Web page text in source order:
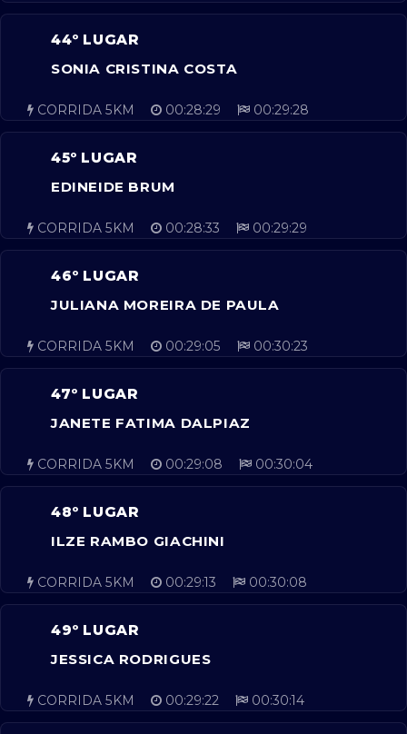
44º LUGAR
SONIA CRISTINA COSTA
CORRIDA 5KM 00:28:29 00:29:28
45º LUGAR
EDINEIDE BRUM
CORRIDA 5KM 00:28:33 00:29:29
46º LUGAR
JULIANA MOREIRA DE PAULA
CORRIDA 5KM 00:29:05 00:30:23
47º LUGAR
JANETE FATIMA DALPIAZ
CORRIDA 5KM 00:29:08 00:30:04
48º LUGAR
ILZE RAMBO GIACHINI
CORRIDA 5KM 00:29:13 00:30:08
49º LUGAR
JESSICA RODRIGUES
CORRIDA 5KM 00:29:22 00:30:14